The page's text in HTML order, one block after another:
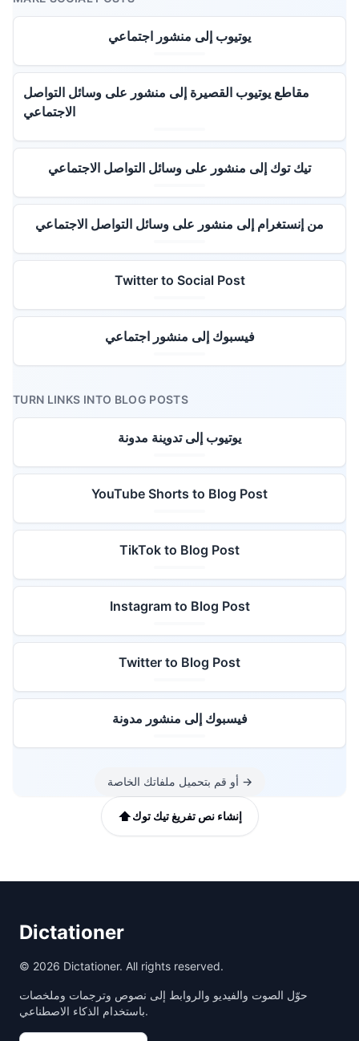
يوتيوب إلى منشور اجتماعي
مقاطع يوتيوب القصيرة إلى منشور على وسائل التواصل
الاجتماعي
تيك توك إلى منشور على وسائل التواصل الاجتماعي
من إنستغرام إلى منشور على وسائل التواصل الاجتماعي
Twitter to Social Post
فيسبوك إلى منشور اجتماعي
TURN LINKS INTO BLOG POSTS
يوتيوب إلى تدوينة مدونة
YouTube Shorts to Blog Post
TikTok to Blog Post
Instagram to Blog Post
Twitter to Blog Post
فيسبوك إلى منشور مدونة
أو قم بتحميل ملفاتك الخاصة →
⬆️إنشاء نص تفريغ تيك توك
Dictationer
© 2026 Dictationer. All rights reserved.
حوّل الصوت والفيديو والروابط إلى نصوص وترجمات وملخصات
باستخدام الذكاء الاصطناعي.